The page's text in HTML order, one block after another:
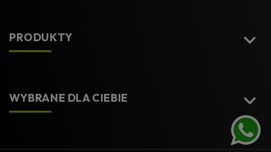
PRODUKTY 
WYBRANE DLA CIEBIE 